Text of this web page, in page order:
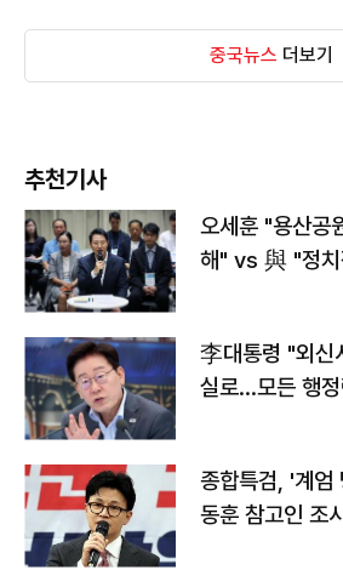
중국뉴스 더보기
추천기사
오세훈 "용산공
해" vs 與 "정치
李대통령 "외신
실로…모든 행
종합특검, '계엄
동훈 참고인 조